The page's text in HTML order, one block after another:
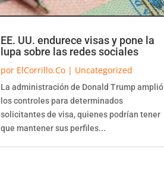
EE. UU. endurece visas y pone la
lupa sobre las redes sociales
por ElCorrillo.Co| Uncategorized
La administración de Donald Trump amplió
los controles para determinados
solicitantes de visa, quienes podrían tener
que mantener sus perfiles...